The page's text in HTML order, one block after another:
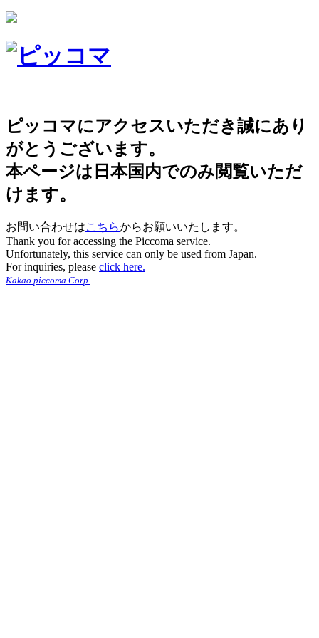
ピッコマにアクセスいただき誠にあり
がとうございます。
本ページは日本国内でのみ閲覧いただ
けます。
お問い合わせはこちらからお願いいたします。
Thank you for accessing the Piccoma service.
Unfortunately, this service can only be used from Japan.
For inquiries, please click here.
Kakao piccoma Corp.